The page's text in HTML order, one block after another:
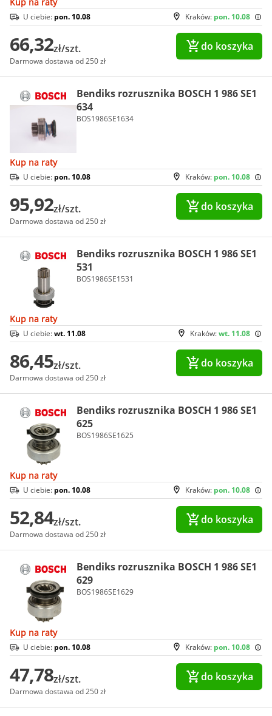
Kraków: pon. 10.08
U ciebie: pon. 10.08
66,32zł/szt.
Darmowa dostawa od 250 zł
do koszyka
Bendiks rozrusznika BOSCH 1 986 SE1
634
BOS1986SE1634
Kup na raty
Kraków: pon. 10.08
U ciebie: pon. 10.08
95,92zł/szt.
Darmowa dostawa od 250 zł
do koszyka
Bendiks rozrusznika BOSCH 1 986 SE1
531
BOS1986SE1531
Kup na raty
Kraków:wt. 11.08
U ciebie:wt. 11.08
86,45zł/szt.
Darmowa dostawa od 250 zł
do koszyka
Bendiks rozrusznika BOSCH 1 986 SE1
625
BOS1986SE1625
Kup na raty
Kraków: pon. 10.08
U ciebie: pon. 10.08
52,84zł/szt.
Darmowa dostawa od 250 zł
do koszyka
Bendiks rozrusznika BOSCH 1 986 SE1
629
BOS1986SE1629
Kup na raty
Kraków: pon. 10.08
U ciebie: pon. 10.08
47,78zł/szt.
Darmowa dostawa od 250 zł
do koszyka